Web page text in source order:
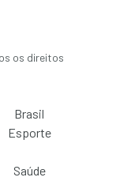
os direitos
Brasil
Esporte
Saúde